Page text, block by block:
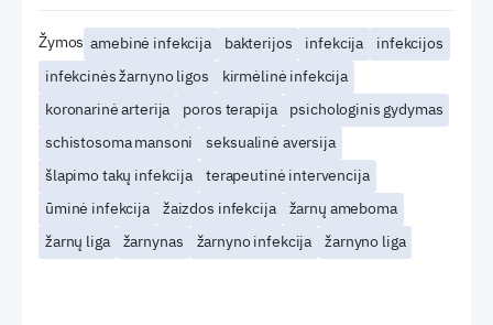
Žymos amebinė infekcija bakterijos infekcija
infekcijos
infekcinės žarnyno ligos
kirmėlinė infekcija
koronarinė arterija
poros terapija
psichologinis gydymas
schistosoma mansoni
seksualinė aversija
šlapimo takų infekcija
terapeutinė intervencija
ūminė infekcija
žaizdos infekcija
žarnų ameboma
žarnų liga
žarnynas žarnyno infekcija žarnyno liga